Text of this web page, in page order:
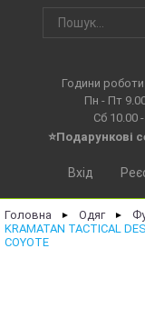
Години
Пн - Пт
Сб 10.00
⭐Подарункові
Вхід
Головна ► Одяг ►
KRAMATAN TACTICAL
COYOTE